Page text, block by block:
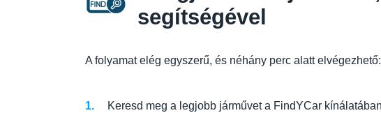
segítségével
A folyamat elég egyszerű, és néhány perc alatt elvégezhető:
Keresd meg a legjobb járművet a FindYCar